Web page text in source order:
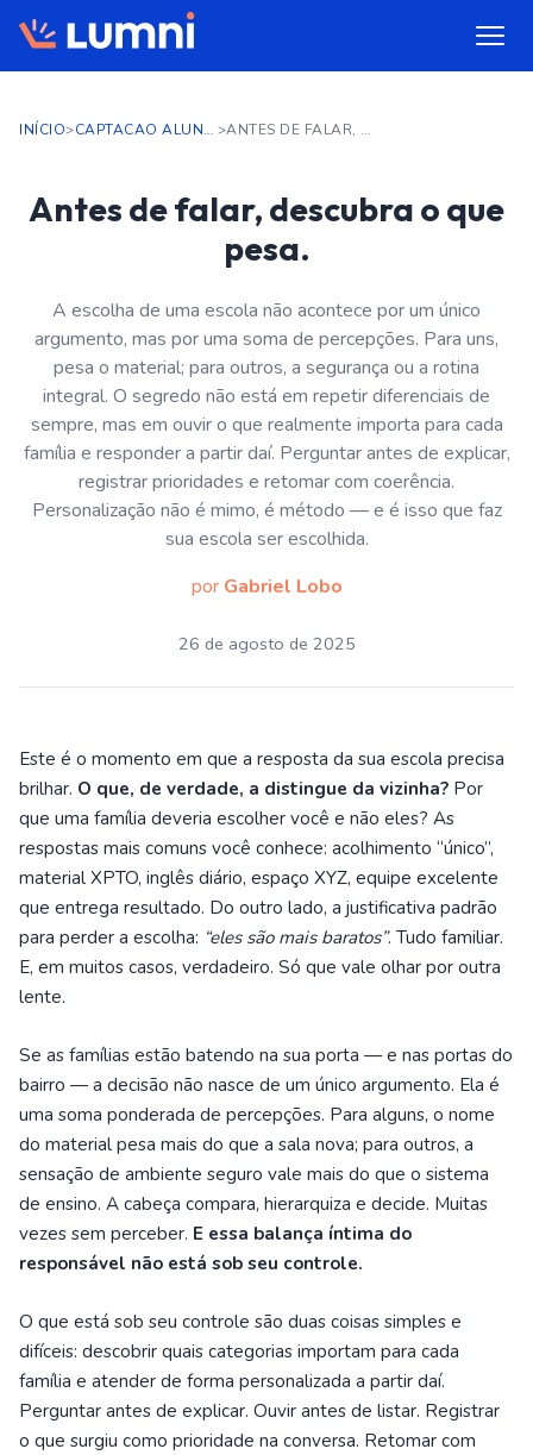
INÍCIO> CAPTACAO ALUNOS > ANTES DE FALAR, DESCUBRA O QUE PESA.
Antes de falar, descubra o que
pesa.
A escolha de uma escola não acontece por um único
argumento, mas por uma soma de percepções. Para uns,
pesa o material; para outros, a segurança ou a rotina
integral. O segredo não está em repetir diferenciais de
sempre, mas em ouvir o que realmente importa para cada
família e responder a partir daí. Perguntar antes de explicar,
registrar prioridades e retomar com coerência.
Personalização não é mimo, é método — e é isso que faz
sua escola ser escolhida.
por Gabriel Lobo
26 de agosto de 2025
Este é o momento em que a resposta da sua escola precisa
brilhar. O que, de verdade, a distingue da vizinha? Por
que uma família deveria escolher você e não eles? As
respostas mais comuns você conhece: acolhimento “único”,
material XPTO, inglês diário, espaço XYZ, equipe excelente
que entrega resultado. Do outro lado, a justificativa padrão
para perder a escolha: “eles são mais baratos”. Tudo familiar.
E, em muitos casos, verdadeiro. Só que vale olhar por outra
lente.
Se as famílias estão batendo na sua porta — e nas portas do
bairro — a decisão não nasce de um único argumento. Ela é
uma soma ponderada de percepções. Para alguns, o nome
do material pesa mais do que a sala nova; para outros, a
sensação de ambiente seguro vale mais do que o sistema
de ensino. A cabeça compara, hierarquiza e decide. Muitas
vezes sem perceber. E essa balança íntima do
responsável não está sob seu controle.
O que está sob seu controle são duas coisas simples e
difíceis: descobrir quais categorias importam para cada
família e atender de forma personalizada a partir daí.
Perguntar antes de explicar. Ouvir antes de listar. Registrar
o que surgiu como prioridade na conversa. Retomar com